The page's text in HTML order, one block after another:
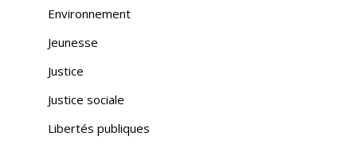
Environnement
Jeunesse
Justice
Justice sociale
Libertés publiques